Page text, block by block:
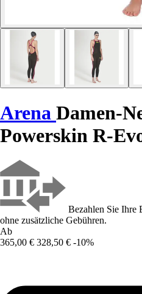
Arena Damen-
Powerskin R-
Bezahlen Sie Ihre
ohne zusätzliche Gebühren.
Ab
365,00 € 328,50 € -10%